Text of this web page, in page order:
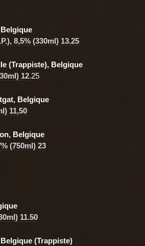
8,5% (330ml) 13.25
(Trappiste), Belgique
12.25
Belgique
11,50
Belgique
(750ml) 23
11.50
(Trappiste)